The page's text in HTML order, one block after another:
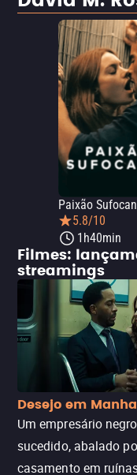
Paixão
5.8/10
1h40min
Filmes:
streamings
Desejo em
Um empresário
sucedido, abalado
casamento em